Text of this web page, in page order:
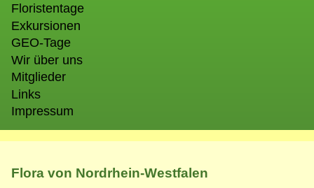
Floristentage
Exkursionen
GEO-Tage
Wir über uns
Mitglieder
Links
Impressum
Flora von Nordrhein-Westfalen